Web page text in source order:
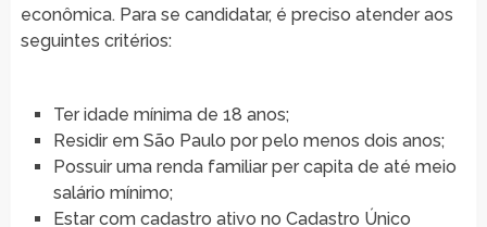
econômica. Para se candidatar, é preciso atender aos
seguintes critérios:
Ter idade mínima de 18 anos;
Residir em São Paulo por pelo menos dois anos;
Possuir uma renda familiar per capita de até meio
salário mínimo;
Estar com cadastro ativo no Cadastro Único